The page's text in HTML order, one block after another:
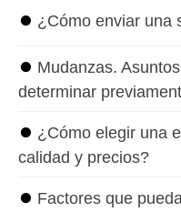
⏺ ¿Cómo enviar una
⏺ Mudanzas.
determinar
⏺ ¿Cómo elegir una
calidad y precios?
⏺ Factores que